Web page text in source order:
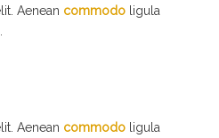
Aenean commodoligula
Aenean commodoligula